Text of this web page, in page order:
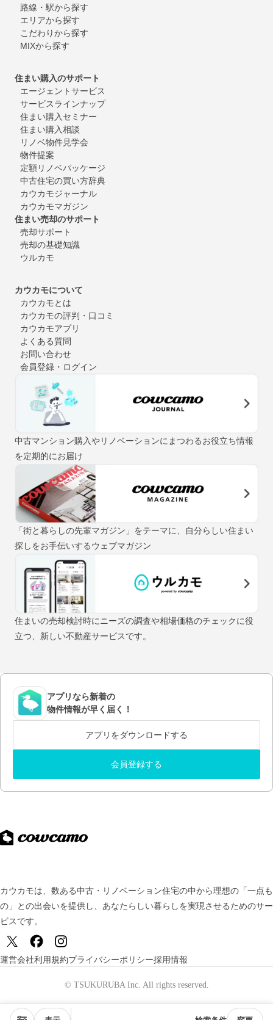
路線・駅から探す
エリアから探す
こだわりから探す
MIXから探す
住まい購入のサポート
エージェントサービス
サービスラインナップ
住まい購入セミナー
住まい購入相談
リノベ物件見学会
物件提案
定額リノベパッケージ
中古住宅の買い方辞典
カウカモジャーナル
カウカモマガジン
住まい売却のサポート
売却サポート
売却の基礎知識
ウルカモ
カウカモについて
カウカモとは
カウカモの評判・口コミ
カウカモアプリ
よくある質問
お問い合わせ
会員登録・ログイン
中古マンション購入やリノベーションにまつわるお役立ち情報
を定期的にお届け
「街と暮らしの先輩マガジン」をテーマに、自分らしい住まい
探しをお手伝いするウェブマガジン
住まいの売却検討時にニーズの調査や相場価格のチェックに役
立つ、新しい不動産サービスです。
アプリなら新着の
物件情報が早く届く！
アプリをダウンロードする
会員登録する
カウカモは、数ある中古・リノベーション住宅の中から理想の「一点も
の」との出会いを提供し、 あなたらしい暮らしを実現させるためのサー
ビスです。
運営会社利用規約プライバシーポリシー採用情報
© TSUKURUBA Inc. All rights reserved.